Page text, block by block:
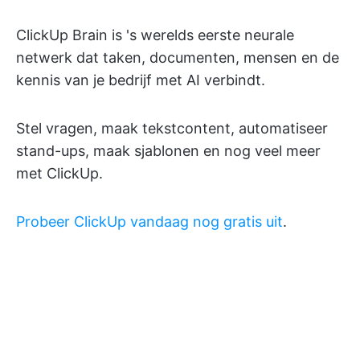
ClickUp Brain is 's werelds eerste neurale
netwerk dat taken, documenten, mensen en de
kennis van je bedrijf met AI verbindt.
Stel vragen, maak tekstcontent, automatiseer
stand-ups, maak sjablonen en nog veel meer
met ClickUp.
Probeer ClickUp vandaag nog gratis uit.